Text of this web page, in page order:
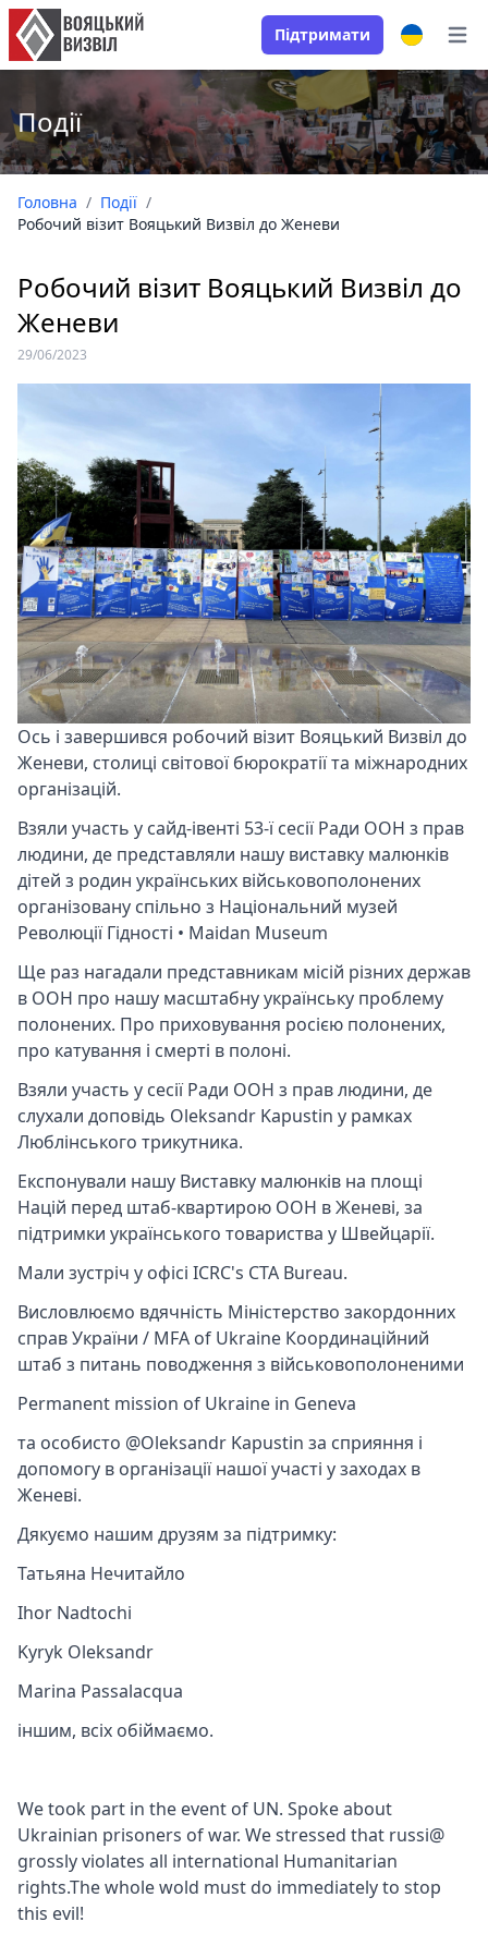
Підтримати
Події
Головна / Події /
Робочий візит Вояцький Визвіл до Женеви
Робочий візит Вояцький Визвіл до
Женеви
29/06/2023
Ось і завершився робочий візит Вояцький Визвіл до
Женеви, столиці світової бюрократії та міжнародних
організацій.
Взяли участь у сайд-івенті 53-ї сесії Ради ООН з прав
людини, де представляли нашу виставку малюнків
дітей з родин українських військовополонених
організовану спільно з Національний музей
Революції Гідності • Maidan Museum
Ще раз нагадали представникам місій різних держав
в ООН про нашу масштабну українську проблему
полонених. Про приховування росією полонених,
про катування і смерті в полоні.
Взяли участь у сесії Ради ООН з прав людини, де
слухали доповідь Oleksandr Kapustin у рамках
Люблінського трикутника.
Експонували нашу Виставку малюнків на площі
Націй перед штаб-квартирою ООН в Женеві, за
підтримки українського товариства у Швейцарії.
Мали зустріч у офісі ICRC's CTA Bureau.
Висловлюємо вдячність Міністерство закордонних
справ України / MFA of Ukraine Координаційний
штаб з питань поводження з військовополоненими
Permanent mission of Ukraine in Geneva
та особисто @Oleksandr Kapustin за сприяння і
допомогу в організації нашої участі у заходах в
Женеві.
Дякуємо нашим друзям за підтримку:
Татьяна Нечитайло
Ihor Nadtochi
Kyryk Oleksandr
Marina Passalacqua
іншим, всіх обіймаємо.
We took part in the event of UN. Spoke about
Ukrainian prisoners of war. We stressed that russi@
grossly violates all international Humanitarian
rights.The whole wold must do immediately to stop
this evil!